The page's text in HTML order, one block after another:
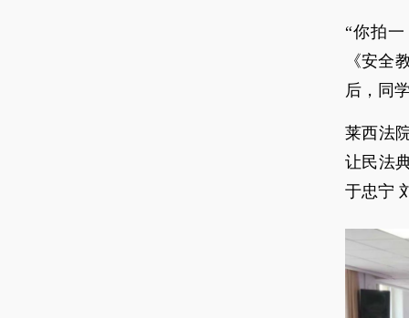
“你拍
《安全
后，同
莱西法
让民法
于忠宁